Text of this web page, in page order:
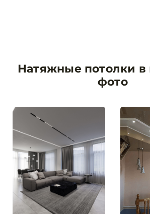
Натяжные потолки в
фото